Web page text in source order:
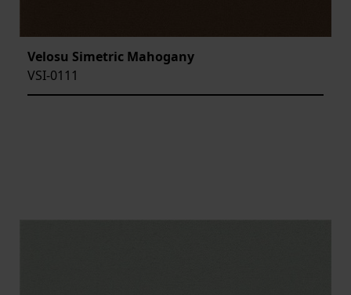
Velosu Simetric Mahogany
VSI-0111